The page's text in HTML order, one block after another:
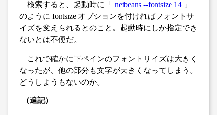
検索すると、起動時に「 netbeans --fontsize 14
」
のように fontsize オプションを付ければフォントサ
イズを変えられるとのこと。起動時にしか指定でき
ないとは不便だ。
これで確かに下ペインのフォントサイズは大きく
なったが、他の部分も文字が大きくなってしまう。
どうしようもないのか。
（追記）